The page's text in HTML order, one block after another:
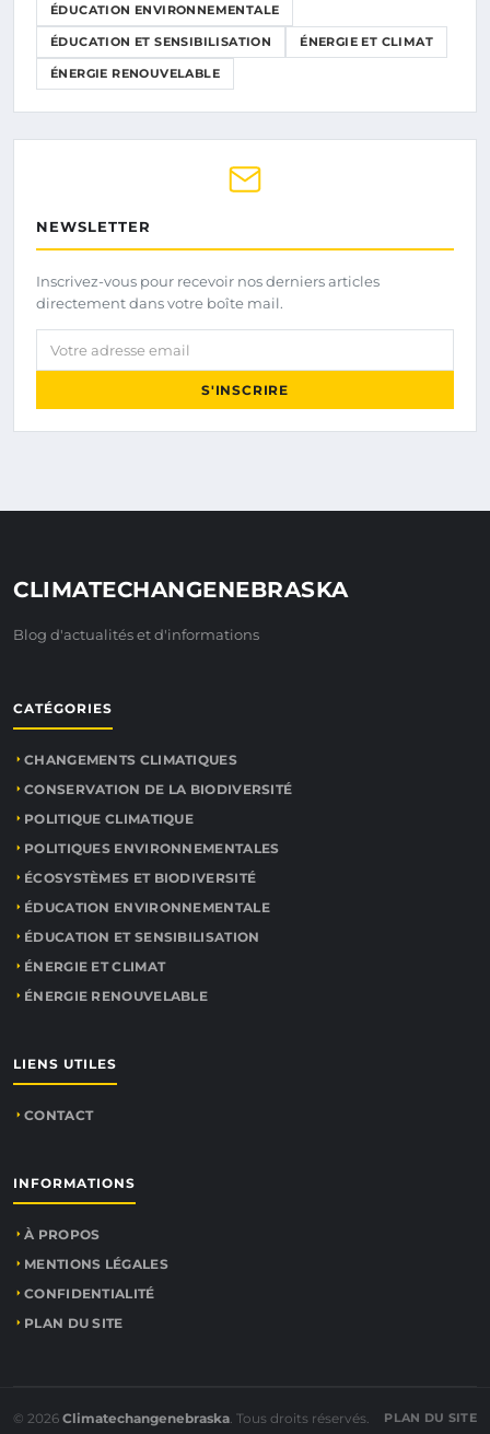
ÉDUCATION ENVIRONNEMENTALE
ÉDUCATION ET SENSIBILISATION ÉNERGIE ET CLIMAT
ÉNERGIE RENOUVELABLE
NEWSLETTER
Inscrivez-vous pour recevoir nos derniers articles
directement dans votre boîte mail.
Votre adresse email
S'INSCRIRE
CLIMATECHANGENEBRASKA
Blog d'actualités et d'informations
CATÉGORIES
CHANGEMENTS CLIMATIQUES
CONSERVATION DE LA BIODIVERSITÉ
POLITIQUE CLIMATIQUE
POLITIQUES ENVIRONNEMENTALES
ÉCOSYSTÈMES ET BIODIVERSITÉ
ÉDUCATION ENVIRONNEMENTALE
ÉDUCATION ET SENSIBILISATION
ÉNERGIE ET CLIMAT
ÉNERGIE RENOUVELABLE
LIENS UTILES
CONTACT
INFORMATIONS
À PROPOS
MENTIONS LÉGALES
CONFIDENTIALITÉ
PLAN DU SITE
© 2026 Climatechangenebraska . Tous droits réservés. PLAN DU SITE